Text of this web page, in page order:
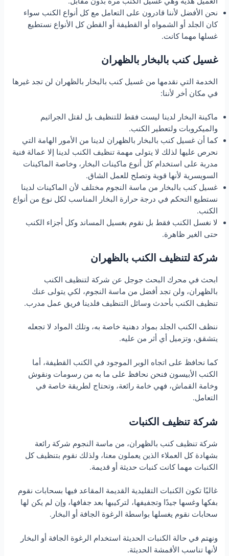
نحن الأفضل لأننا قادرون على التعامل مع كل أنواع الكنب سواء
كان الجلد أو الشمواه أو القطيفة أو القطن كل الأنواع نستطيع
غسلها مهما كانت.
غسيل كنب بالبخار بالظهران
الخدمة التي نقدمها من غسيل كنب بالبخار بالظهران لن تجد غيرها
في مكان أخر لأننا:
ماكينة البخار لدينا ليست فقط للتنظيف بل لقتل الجراثيم
والميكروبات ولتعطير الكنب.
كما أن غسيل كنب بالبخار بالظهران لدينا من الأمور الهامة التي
نحرص عليها لذلك لا يتولى مهمة تنظيف الكنب لدينا إلا عمالة فنية
مدربة على استخدام كل أنوع ماكينات البخار، وخاصة الماكينات
السويسرية لأنها قوية وتصلح للعمل الشاق.
غسيل كنب بالبخار من ماسة النجوم مختلف لأن الماكينات لدينا
نستطيع التحكم في درجة حرارة البخار المناسب لكل نوع من أنواع
الكنب.
لا نغسل الكنب فقط بل نقوم بغسيل المساند وكل أجزاء الكنب
حتى الغير ظاهرة.
شركة لتنظيف الكنب بالظهران
ابحث في محرك البحث جوجل عن شركة لتنظيف الكنب
بالظهران، ولن تجد أفضل من ماسة النجوم، لكي يتولى عنك
تنظيف الكنب بأحدث وسائل التنظيف فلدينا فريق عمل مدرب.
ننظف الكنب الجلد بمواد دهنية خاصة به، وتلك المواد لا تجعله
يتشقق، وتزميل أي أثر من عليه.
كما نحافظ على اتجاه الوبر الموجود في الكنب القطيفة، أما
الكنب الأبيسون فنحن نحافظ على ما به من رسومات ونقوش
وخامة القماش، فهي خامة رائعة، وتحتاج لطريقة خاصة في
التعامل.
شركة تنظيف الكنبات
شركة تنظيف كنب بالظهران، من ماسة النجوم شركة رائعة
بشهادة كل العملاء الذين يعملون معنا، ولذلك نقوم بتنظيف كل
الكنبات مهما كانت كنبات حديثة أو قديمة.
غالبًا تكون الكنبات التقليدية القديمة المقاعد فيها بسحابات نقوم
بفكها وغسها جيدًا وتجفيفها، لتركيبها بعد جفافها، وإن لم يكن لها
سحابات نقوم يغسلها بواسطة الرغوة الجافة أو البخار.
ونهتم في حالة الكنبات الحديثة استخدام الرغوة الجافة أو البخار
لأنها تناسب الأقمشة الحديثة.